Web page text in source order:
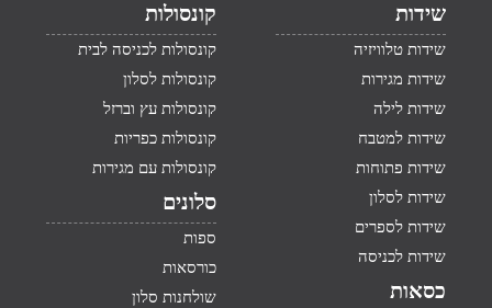
שידות
שידות טלוויזיה
שידות מגירות
שידות לילה
שידות למטבח
שידות פתוחות
שידות לסלון
שידות לספרים
שידות לכניסה
כסאות
קונסולות
קונסולות לכניסה לבית
קונסולות לסלון
קונסולות עץ וברזל
קונסולות כפריות
קונסולות עם מגירות
סלונים
ספות
כורסאות
שולחנות סלון